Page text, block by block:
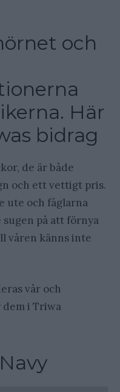
och
Här
bidrag
de är både
och ett vettigt pris.
ute och fåglarna
på att förnya
våren känns inte
vår och
i Triwa